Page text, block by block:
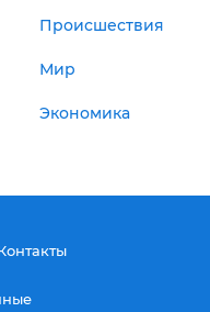
Происшествия
Мир
Экономика